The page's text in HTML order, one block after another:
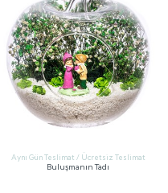
Aynı Gün Teslimat / Ücretsiz Teslimat
Buluşmanın Tadı